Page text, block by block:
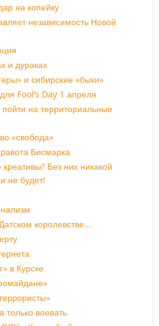
на копейку
независимость Новой
и дураках
и сибирские «быки»
Fool’s Day 1 апреля
на территориальные
«свобода»
Бисмарка
Без них никакой
не будет!
королевстве…
в Курске
воевать